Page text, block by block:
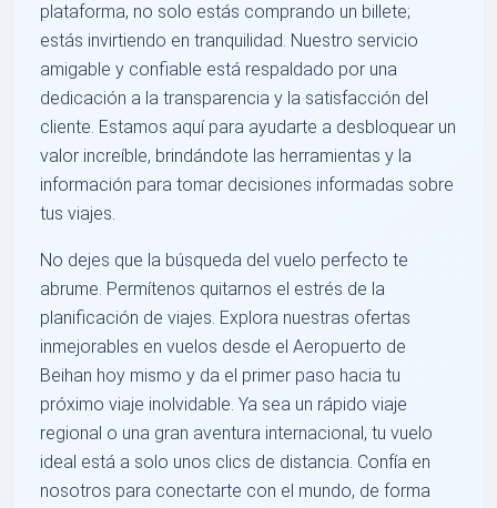
plataforma, no solo estás comprando un billete;
estás invirtiendo en tranquilidad. Nuestro servicio
amigable y confiable está respaldado por una
dedicación a la transparencia y la satisfacción del
cliente. Estamos aquí para ayudarte a desbloquear un
valor increíble, brindándote las herramientas y la
información para tomar decisiones informadas sobre
tus viajes.
No dejes que la búsqueda del vuelo perfecto te
abrume. Permítenos quitarnos el estrés de la
planificación de viajes. Explora nuestras ofertas
inmejorables en vuelos desde el Aeropuerto de
Beihan hoy mismo y da el primer paso hacia tu
próximo viaje inolvidable. Ya sea un rápido viaje
regional o una gran aventura internacional, tu vuelo
ideal está a solo unos clics de distancia. Confía en
nosotros para conectarte con el mundo, de forma